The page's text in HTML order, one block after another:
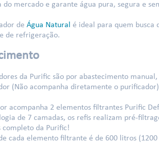
mercado e garante água pura, segura e
de Água Natural é ideal para quem busca
de refrigeração.
da Purific são por abastecimento
(Não acompanha diretamente o purificador)
acompanha 2 elementos filtrantes Purific
de 7 camadas, os refis realizam pré-
completo da Purific!
cada elemento filtrante é de 600 litros